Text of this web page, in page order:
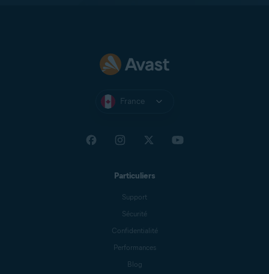
France
Particuliers
Support
Sécurité
Confidentialité
Performances
Blog